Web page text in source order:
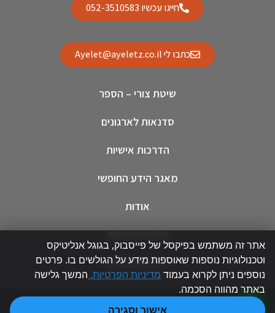
חייגו עכשיו 052-3510583
כתבו לי Ayelet@ayeletz.co.il
שיטת צורי – הספר
סדנאות לארגונים
הדרכות אישיות
מאגר הידע החופשי
אודות
הצהרת נגישות
מדיניות פרטיות
טויסטר מדיה| הקמה:
אתר זה משתמש בפיקסל של פייסבוק, בגוגל אנליטיקס
וטכנולוגיות נוספות שאוספות מידע על הגולשים בו. פרטים
נוספים ניתן לקרוא בעמוד מדיניות הפרטיות. המשך גלישה
באתר מהווה הסכמה.
אישור וסגירה